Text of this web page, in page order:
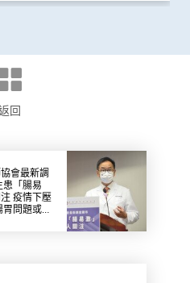
回
會最新調
患「腸易
疫情下壓
問題或反